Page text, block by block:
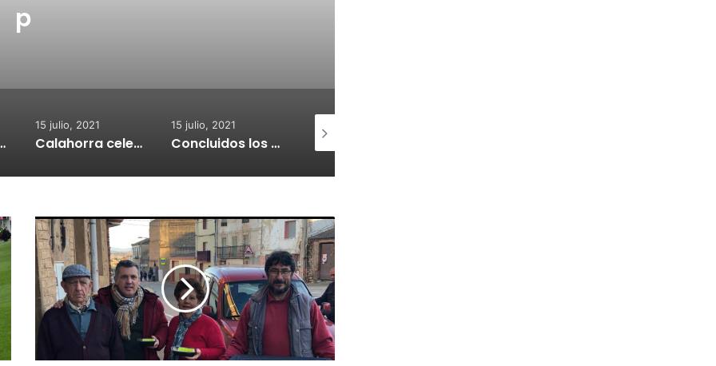
p
la adquisión de medidores de CO2
15 julio, 2021
Calahorra celebrará el Croquetur II
15 julio, 2021
Concluidos los trabajos de reposición del asfaltado de Calahorra